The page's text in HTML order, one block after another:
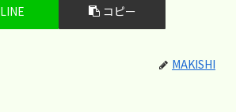
LINE コピー
MAKISHI